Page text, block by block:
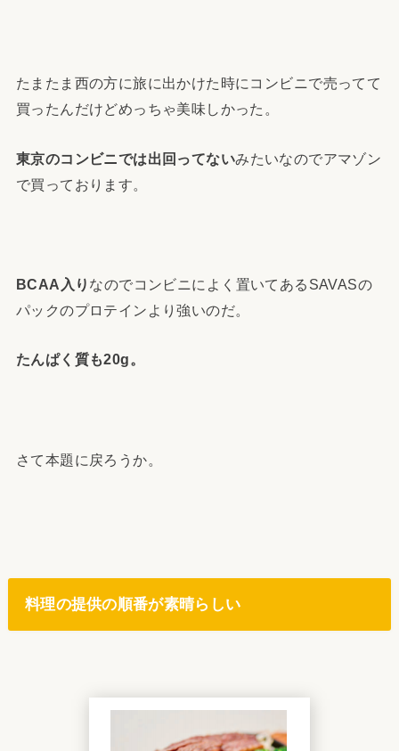
たまたま西の方に旅に出かけた時にコンビニで売ってて
買ったんだけどめっちゃ美味しかった。
東京のコンビニでは出回ってないみたいなのでアマゾン
で買っております。
BCAA入り なのでコンビニによく置いてあるSAVASの
パックのプロテインより強いのだ。
たんぱく質も20g。
さて本題に戻ろうか。
料理の提供の順番が素晴らしい